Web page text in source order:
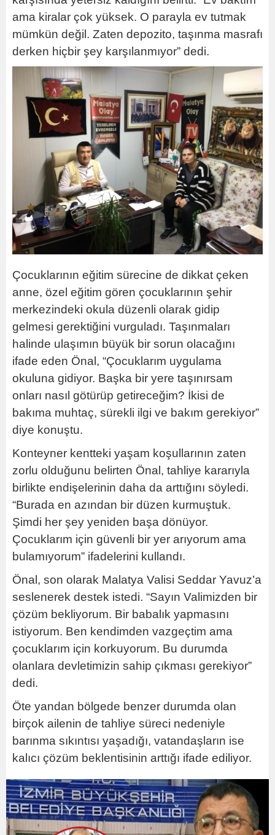
ama kiralar çok yüksek. O parayla ev tutmak
mümkün değil. Zaten depozito, taşınma masrafı
derken hiçbir şey karşılanmıyor” dedi.
Çocuklarının eğitim sürecine de dikkat çeken
anne, özel eğitim gören çocuklarının şehir
merkezindeki okula düzenli olarak gidip
gelmesi gerektiğini vurguladı. Taşınmaları
halinde ulaşımın büyük bir sorun olacağını
ifade eden Önal, “Çocuklarım uygulama
okuluna gidiyor. Başka bir yere taşınırsam
onları nasıl götürüp getireceğim? İkisi de
bakıma muhtaç, sürekli ilgi ve bakım gerekiyor”
diye konuştu.
Konteyner kentteki yaşam koşullarının zaten
zorlu olduğunu belirten Önal, tahliye kararıyla
birlikte endişelerinin daha da arttığını söyledi.
“Burada en azından bir düzen kurmuştuk.
Şimdi her şey yeniden başa dönüyor.
Çocuklarım için güvenli bir yer arıyorum ama
bulamıyorum” ifadelerini kullandı.
Önal, son olarak Malatya Valisi Seddar Yavuz’a
seslenerek destek istedi. “Sayın Valimizden bir
çözüm bekliyorum. Bir babalık yapmasını
istiyorum. Ben kendimden vazgeçtim ama
çocuklarım için korkuyorum. Bu durumda
olanlara devletimizin sahip çıkması gerekiyor”
dedi.
Öte yandan bölgede benzer durumda olan
birçok ailenin de tahliye süreci nedeniyle
barınma sıkıntısı yaşadığı, vatandaşların ise
kalıcı çözüm beklentisinin arttığı ifade ediliyor.